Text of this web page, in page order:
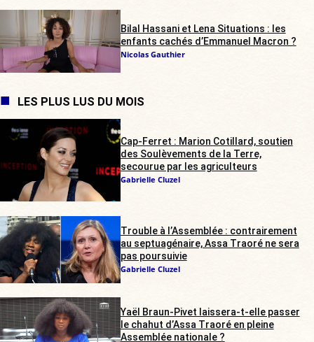
Bilal Hassani et Lena Situations : les
enfants cachés d’Emmanuel Macron ?
Nicolas Gauthier
LES PLUS LUS DU MOIS
Cap-Ferret : Marion Cotillard, soutien
des Soulèvements de la Terre,
secourue par les agriculteurs
Gabrielle Cluzel
Trouble à l’Assemblée : contrairement
au septuagénaire, Assa Traoré ne sera
pas poursuivie
Gabrielle Cluzel
Yaël Braun-Pivet laissera-t-elle passer
le chahut d’Assa Traoré en pleine
Assemblée nationale ?